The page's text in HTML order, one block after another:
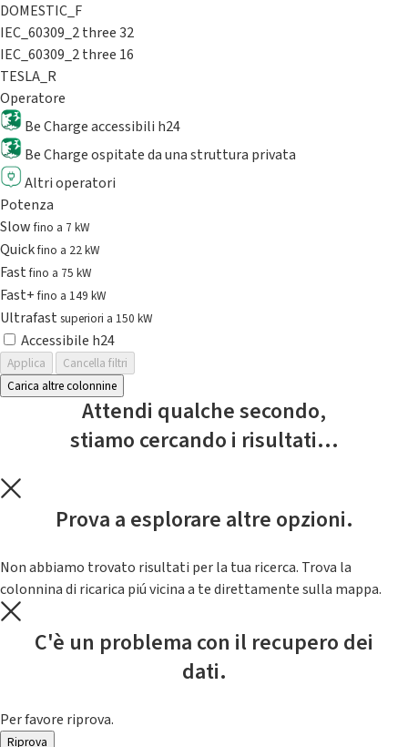
DOMESTIC_F
IEC_60309_2 three 32
IEC_60309_2 three 16
TESLA_R
Operatore
Be Charge accessibili h24
Be Charge ospitate da una struttura privata
Altri operatori
Potenza
Slowfino a 7 kW
Quickfino a 22 kW
Fastfino a 75 kW
Fast+fino a 149 kW
Ultrafast superiori a 150 kW
Accessibile h24
Applica
Cancella filtri
Carica altre colonnine
Attendi qualche secondo,
stiamo cercando i risultati...
Prova a esplorare altre opzioni.
Non abbiamo trovato risultati per la tua ricerca. Trova la
colonnina di ricarica piú vicina a te direttamente sulla mappa.
C'è un problema con il recupero dei
dati.
Per favore riprova.
Riprova